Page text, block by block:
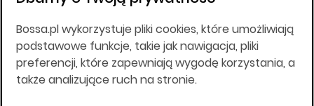
Wszelkie informacje na niniejszej stronie w tym
informacje o produktach inwestycyjnych nie są
kierowane do osób mających miejsce
zamieszkania lub pobytu w Stanach
Bossa.pl wykorzystuje pliki cookies, które umożliwiają
podstawowe funkcje, takie jak nawigacja, pliki
preferencji, które zapewniają wygodę korzystania, a
także analizujące ruch na stronie.